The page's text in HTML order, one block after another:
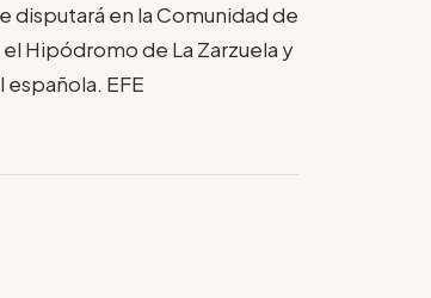
disputará en la Comunidad de
Hipódromo de La Zarzuela y
EFE